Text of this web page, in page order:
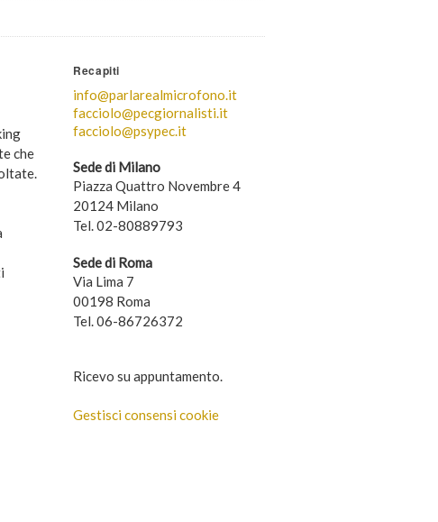
che
Recapiti
info@parlarealmicrofono.it
facciolo@pecgiornalisti.it
facciolo@psypec.it
Sede di Milano
Piazza Quattro Novembre 4
20124 Milano
Tel. 02-80889793
Sede di Roma
Via Lima 7
00198 Roma
Tel. 06-86726372
Ricevo su appuntamento.
Gestisci consensi cookie